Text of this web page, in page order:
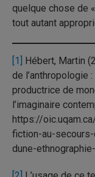
quelque chose de
tout autant
[1]
Hébert, Martin
de l’anthropologie
productrice de
l’imaginaire
https://
fiction-au-
dune-